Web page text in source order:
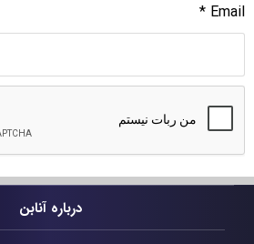
Email
*
درباره آنابن